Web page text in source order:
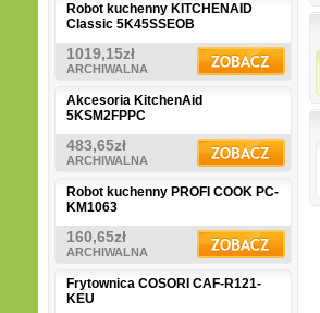
Robot kuchenny KITCHENAID
Classic 5K45SSEOB
1019,15zł
ARCHIWALNA
Akcesoria KitchenAid
5KSM2FPPC
483,65zł
ARCHIWALNA
Robot kuchenny PROFI COOK PC-
KM1063
160,65zł
ARCHIWALNA
Frytownica COSORI CAF-R121-
KEU